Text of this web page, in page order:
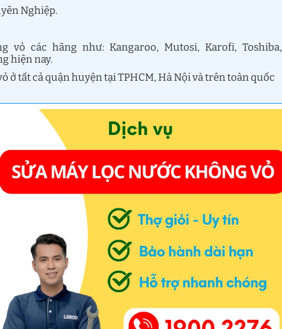
Nghiệp.
vỏ các hãng như: Kangaroo, Mutosi, Karofi, Toshiba,
hiện nay.
ở tất cả quận huyện tại TPHCM, Hà Nội và trên toàn quốc